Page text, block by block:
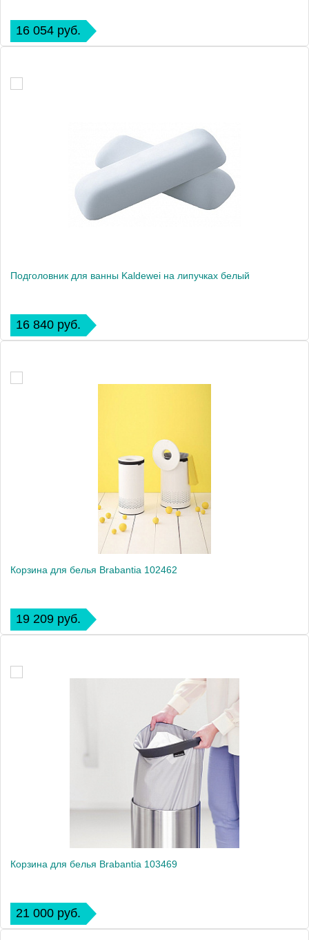
16 054 руб.
Подголовник для ванны Kaldewei на липучках белый
16 840 руб.
Корзина для белья Brabantia 102462
19 209 руб.
Корзина для белья Brabantia 103469
21 000 руб.